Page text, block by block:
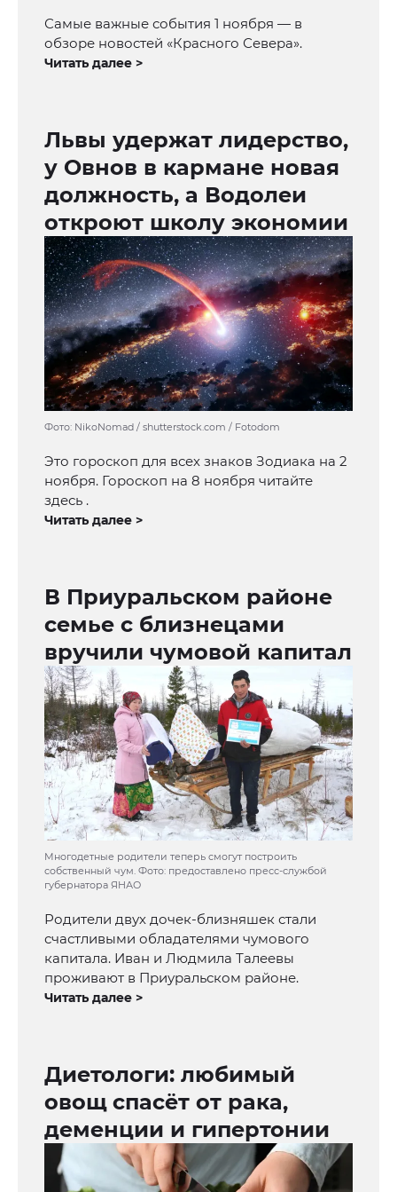
Самые важные события 1 ноября — в
обзоре новостей «Красного Севера».
Читать далее >
Львы удержат лидерство,
у Овнов в кармане новая
должность, а Водолеи
откроют школу экономии
Фото: NikoNomad / shutterstock.com / Fotodom
Это гороскоп для всех знаков Зодиака на 2
ноября. Гороскоп на 8 ноября читайте
здесь .
Читать далее >
В Приуральском районе
семье с близнецами
вручили чумовой капитал
Многодетные родители теперь смогут построить
собственный чум. Фото: предоставлено пресс-службой
губернатора ЯНАО
Родители двух дочек-близняшек стали
счастливыми обладателями чумового
капитала. Иван и Людмила Талеевы
проживают в Приуральском районе.
Читать далее >
Диетологи: любимый
овощ спасёт от рака,
деменции и гипертонии